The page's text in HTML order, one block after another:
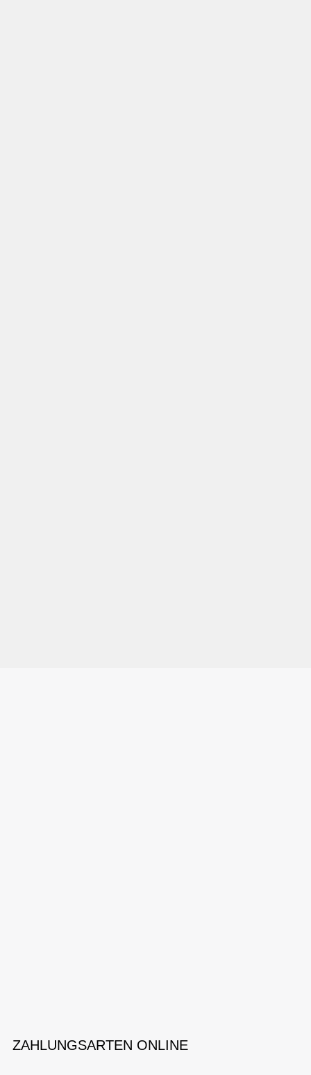
ZAHLUNGSARTEN ONLINE